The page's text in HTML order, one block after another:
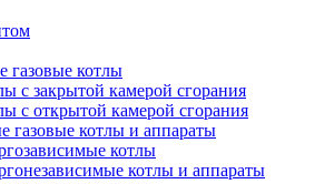
газовые котлы
с закрытой камерой сгорания
с открытой камерой сгорания
газовые котлы и аппараты
котлы
котлы и аппараты